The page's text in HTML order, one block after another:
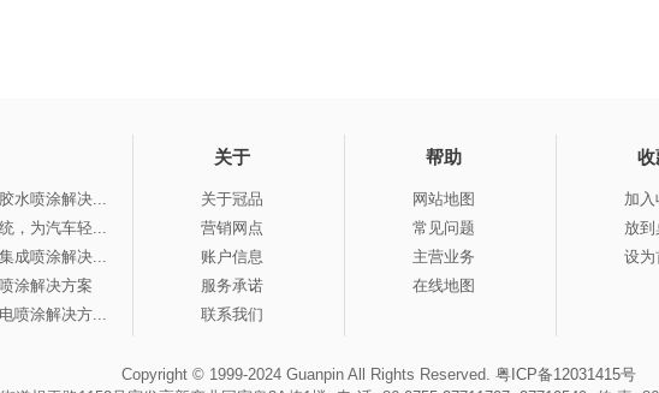
水喷涂解决...
，为汽车轻...
成喷涂解决...
涂解决方案
喷涂解决方...
关于
关于冠品
营销网点
账户信息
服务承诺
联系我们
帮助
网站地图
常见问题
主营业务
在线地图
收
加
放
设为
Copyright © 1999-2024 Guanpin All Rights Reserved. 粤ICP备12031415号